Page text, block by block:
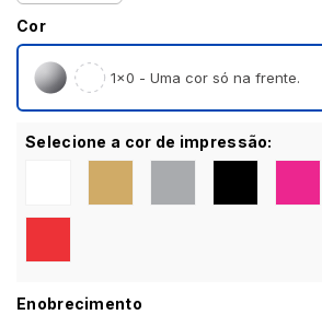
Cor
1×0 - Uma cor só na frente.
Selecione a cor de impressão:
Enobrecimento